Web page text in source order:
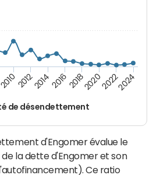
de désendettement
2010 2012201420162018202020222024
d'Engomer évalue le
la dette d'Engomer et son
Ce ratio